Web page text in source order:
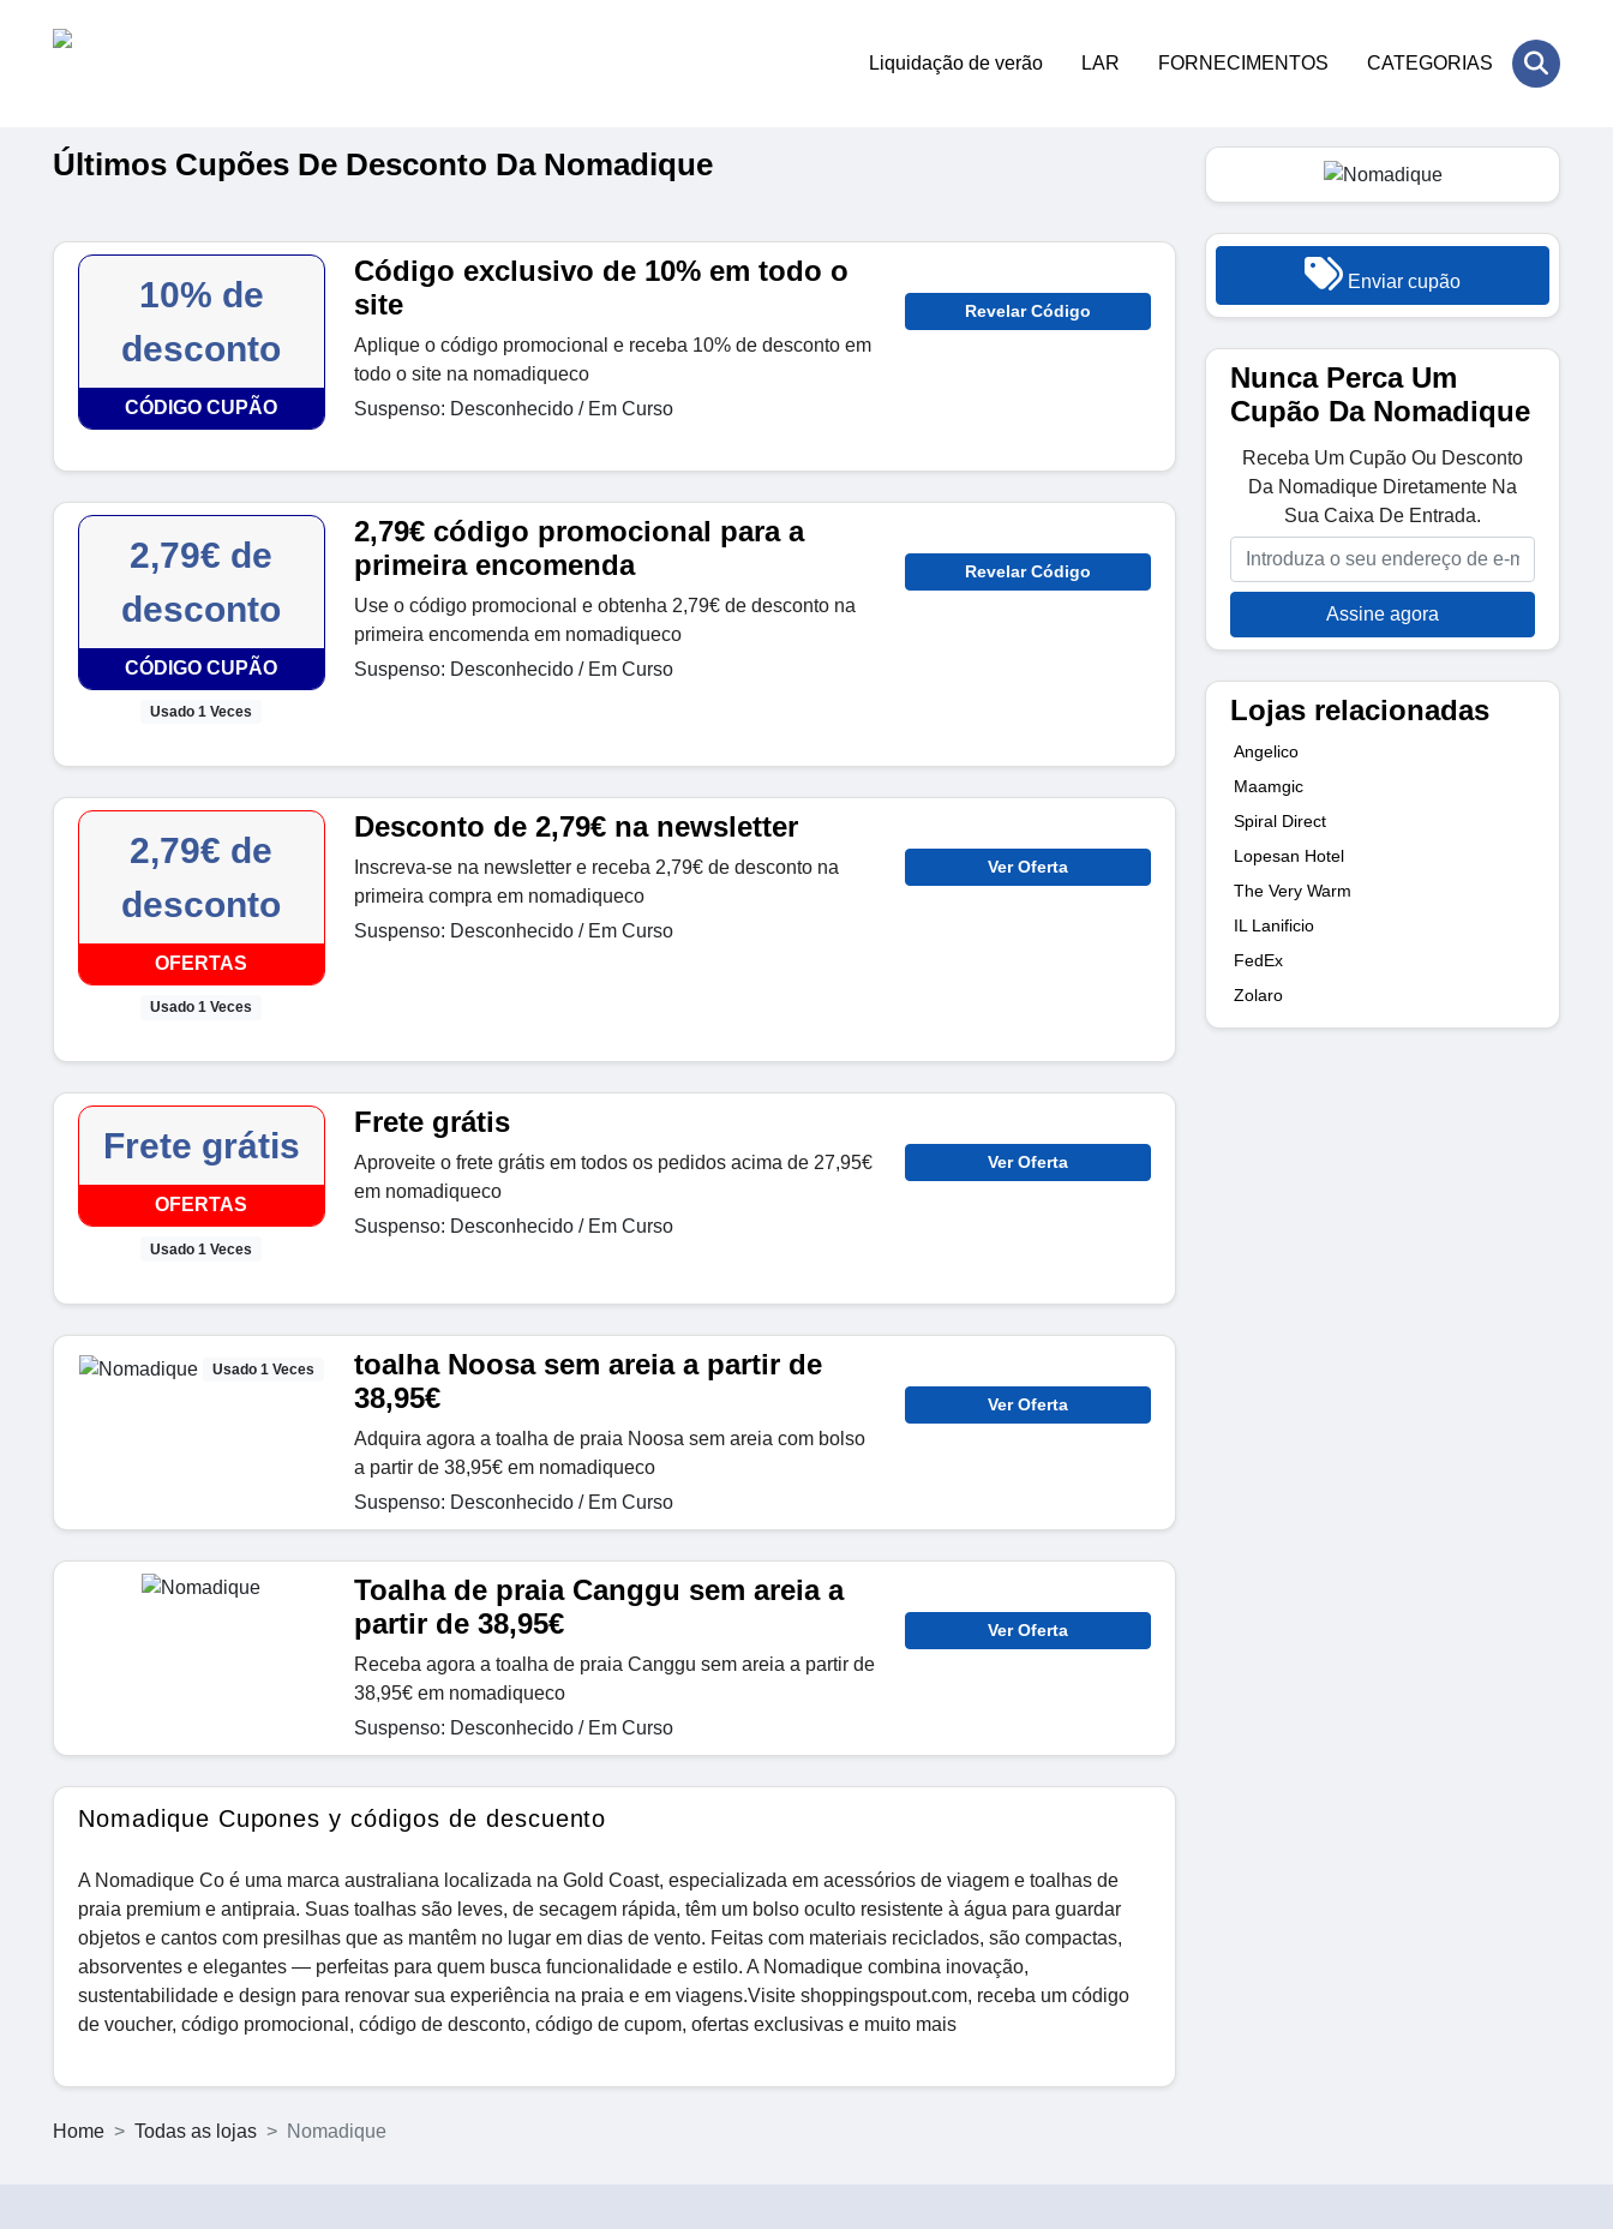
Liquidação de verão LAR FORNECIMENTOS CATEGORIAS
Últimos Cupões De Desconto Da Nomadique
10% de
desconto
CÓDIGO CUPÃO
Código exclusivo de 10% em todo o
site
Aplique o código promocional e receba 10% de desconto em
todo o site na nomadiqueco
Suspenso: Desconhecido / Em Curso
Revelar Código
2,79€ de
desconto
CÓDIGO CUPÃO
Usado 1 Veces
2,79€ código promocional para a
primeira encomenda
Use o código promocional e obtenha 2,79€ de desconto na
primeira encomenda em nomadiqueco
Suspenso: Desconhecido / Em Curso
Revelar Código
2,79€ de
desconto
OFERTAS
Usado 1 Veces
Desconto de 2,79€ na newsletter
Inscreva-se na newsletter e receba 2,79€ de desconto na
primeira compra em nomadiqueco
Suspenso: Desconhecido / Em Curso
Ver Oferta
Frete grátis
OFERTAS
Usado 1 Veces
Frete grátis
Aproveite o frete grátis em todos os pedidos acima de 27,95€
em nomadiqueco
Suspenso: Desconhecido / Em Curso
Ver Oferta
Usado 1 Veces
toalha Noosa sem areia a partir de
38,95€
Adquira agora a toalha de praia Noosa sem areia com bolso
a partir de 38,95€ em nomadiqueco
Suspenso: Desconhecido / Em Curso
Ver Oferta
Toalha de praia Canggu sem areia a
partir de 38,95€
Receba agora a toalha de praia Canggu sem areia a partir de
38,95€ em nomadiqueco
Suspenso: Desconhecido / Em Curso
Ver Oferta
Nomadique Cupones y códigos de descuento
A Nomadique Co é uma marca australiana localizada na Gold Coast, especializada em acessórios de viagem e toalhas de
praia premium e antipraia. Suas toalhas são leves, de secagem rápida, têm um bolso oculto resistente à água para guardar
objetos e cantos com presilhas que as mantêm no lugar em dias de vento. Feitas com materiais reciclados, são compactas,
absorventes e elegantes — perfeitas para quem busca funcionalidade e estilo. A Nomadique combina inovação,
sustentabilidade e design para renovar sua experiência na praia e em viagens.Visite shoppingspout.com, receba um código
de voucher, código promocional, código de desconto, código de cupom, ofertas exclusivas e muito mais
Enviar cupão
Nunca Perca Um
Cupão Da Nomadique
Receba Um Cupão Ou Desconto
Da Nomadique Diretamente Na
Sua Caixa De Entrada.
Assine agora
Lojas relacionadas
Angelico
Maamgic
Spiral Direct
Lopesan Hotel
The Very Warm
IL Lanificio
FedEx
Zolaro
Home Todas as lojas Nomadique